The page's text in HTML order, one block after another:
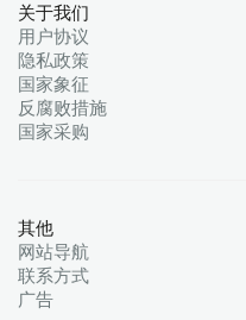
关于我们
用户协议
隐私政策
国家象征
反腐败措施
国家采购
其他
网站导航
联系方式
广告